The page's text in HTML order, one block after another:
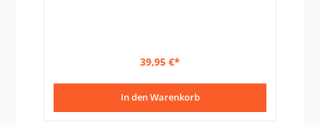
39,95 €*
In den Warenkorb